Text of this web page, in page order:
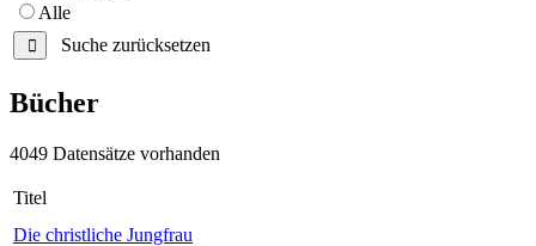
Alle
Suche zurücksetzen
Bücher
4049 Datensätze vorhanden
Titel
Die christliche Jungfrau